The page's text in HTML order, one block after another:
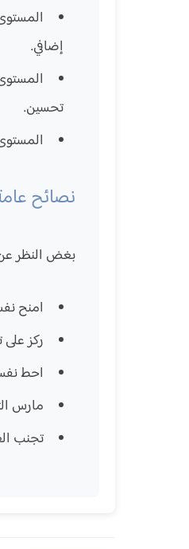
المستوى
إضافي.
المستوى
تحسين.
المستوى
نصائح
بغض النظر عن
امنح
ركز
احط
مارس
تجنب